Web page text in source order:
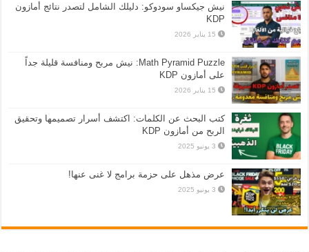
نيش جيكساو سودوكو: دليلك الشامل لتصدر نتائج أمازون
KDP
15 يناير 2026
Math Pyramid Puzzle: نيش مربح ومنافسة قليلة جداً
على أمازون KDP
15 يناير 2026
كتب البحث عن الكلمات: اكتشف أسرار تصميمها وتحقيق
الربح من أمازون KDP
3 يونيو 2025
عرض مذهل على حزمة برامج لا غنى عنها!
3 يونيو 2025